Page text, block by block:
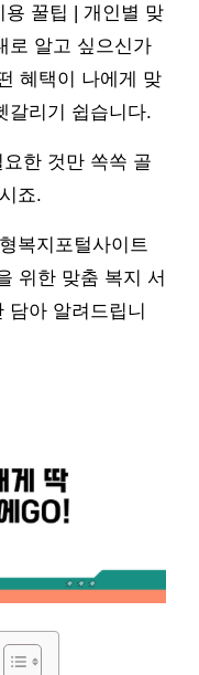
용 꿀팁 | 개인별 맞
로 알고 싶으신가
혜택이 나에게 맞
갈리기 쉽습니다.
한 것만 쏙쏙 골
죠.
복지포털사이트
위한 맞춤 복지 서
담아 알려드립니